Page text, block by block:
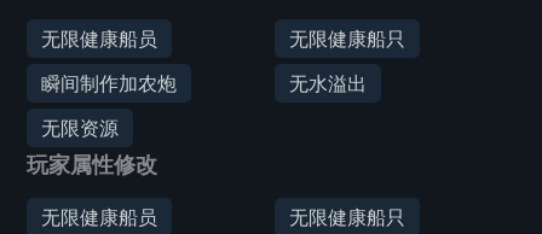
无限健康船员
无限健康船只
瞬间制作加农炮
无水溢出
无限资源
玩家属性修改
无限健康船员
无限健康船只